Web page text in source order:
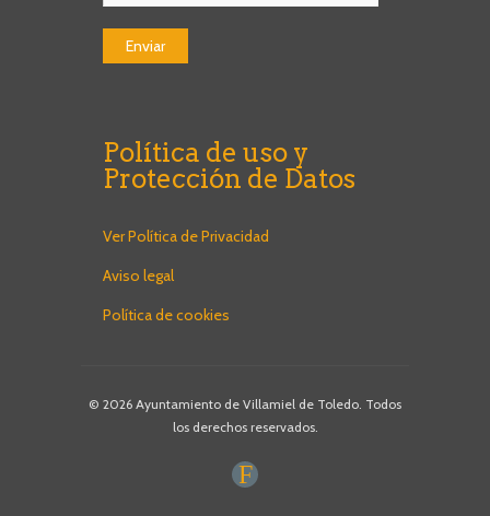
Política de uso y
Protección de Datos
Ver Política de Privacidad
Aviso legal
Política de cookies
© 2026 Ayuntamiento de Villamiel de Toledo. Todos
los derechos reservados.
F